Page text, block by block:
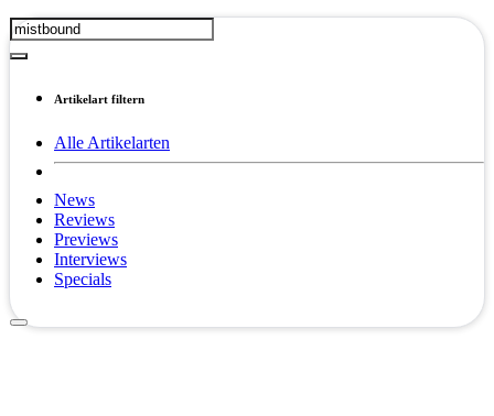
Artikelart filtern
Alle Artikelarten
News
Reviews
Previews
Interviews
Specials